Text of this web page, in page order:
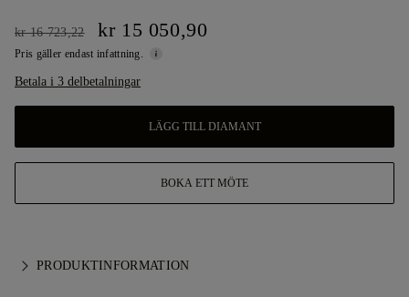
kr 16 723,22 kr 15 050,90
Pris gäller endast infattning.
Betala i 3 delbetalningar
LÄGG TILL DIAMANT
BOKA ETT MÖTE
PRODUKTINFORMATION